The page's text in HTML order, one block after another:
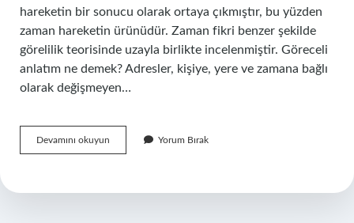
hareketin bir sonucu olarak ortaya çıkmıştır, bu yüzden
zaman hareketin ürünüdür. Zaman fikri benzer şekilde
görelilik teorisinde uzayla birlikte incelenmiştir. Göreceli
anlatım ne demek? Adresler, kişiye, yere ve zamana bağlı
olarak değişmeyen…
Devamını okuyun
Bir
Demektir
Yorum Bırak